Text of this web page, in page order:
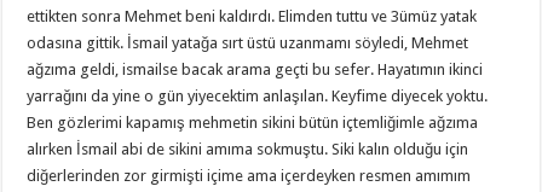
ettikten sonra Mehmet beni kaldırdı. Elimden tuttu ve 3ümüz yatak
odasına gittik. İsmail yatağa sırt üstü uzanmamı söyledi, Mehmet
ağzıma geldi, ismailse bacak arama geçti bu sefer. Hayatımın ikinci
yarrağını da yine o gün yiyecektim anlaşılan. Keyfime diyecek yoktu.
Ben gözlerimi kapamış mehmetin sikini bütün içtemliğimle ağzıma
alırken İsmail abi de sikini amıma sokmuştu. Siki kalın olduğu için
diğerlerinden zor girmişti içime ama içerdeyken resmen amımım